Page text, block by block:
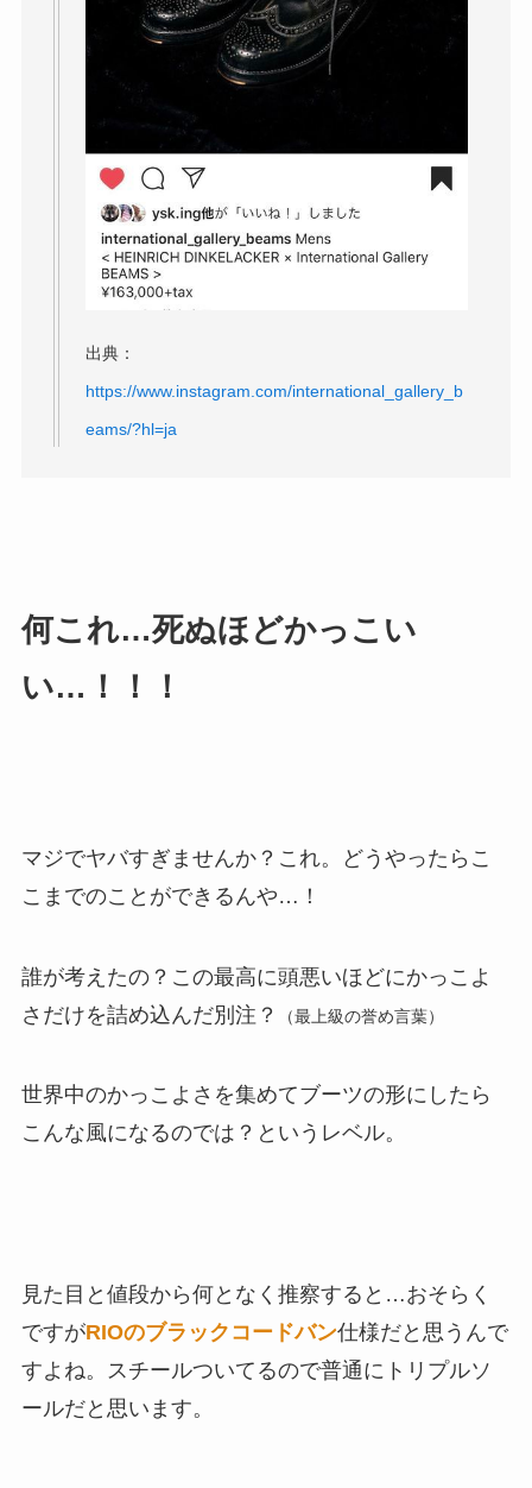
出典：
https://www.instagram.com/international_gallery_b
eams/?hl=ja
何これ…死ぬほどかっこい
い…！！！
マジでヤバすぎませんか？これ。どうやったらこ
こまでのことができるんや…！
誰が考えたの？この最高に頭悪いほどにかっこよ
さだけを詰め込んだ別注？
（最上級の誉め言葉）
世界中のかっこよさを集めてブーツの形にしたら
こんな風になるのでは？というレベル。
見た目と値段から何となく推察すると…おそらく
ですがRIOのブラックコードバン仕様だと思うんで
すよね。スチールついてるので普通にトリプルソ
ールだと思います。